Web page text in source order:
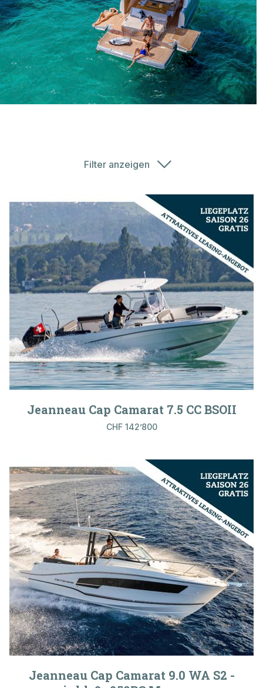
02 KONTAKTANGABEN
E-Mail*
Telefon
03 BEMERKUNGEN
ABSCHICKEN
Filter anzeigen
Länge
Breite(m)
1
6
Marke
Bedürfnis
Jeanneau Cap Camarat 7.5 CC BSOII
CHF 142’800
Jeanneau Cap Camarat 9.0 WA S2 -